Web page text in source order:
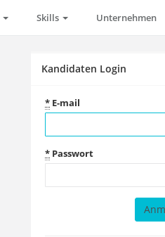
Skills Unternehmen
Kandidaten Login
* E-mail
* Passwort